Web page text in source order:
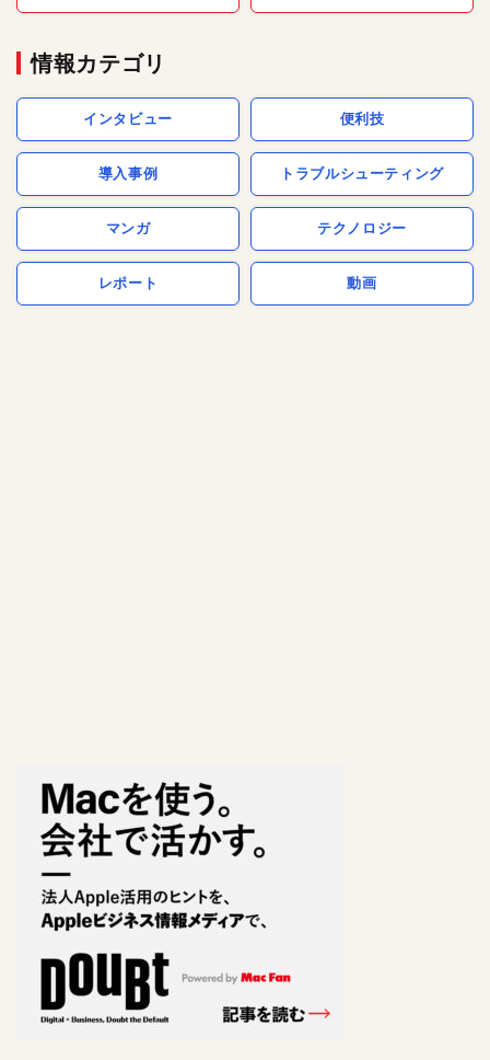
情報カテゴリ
インタビュー 便利技
導入事例 トラブルシューティング
マンガ テクノロジー
レポート 動画